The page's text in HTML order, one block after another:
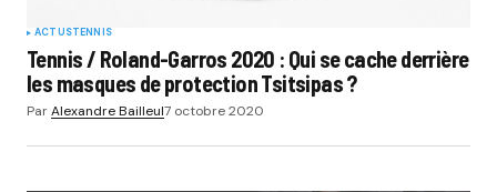
ACTUSTENNIS
Tennis / Roland-Garros 2020 : Qui se cache derrière
les masques de protection Tsitsipas ?
ParAlexandre Bailleul7 octobre 2020